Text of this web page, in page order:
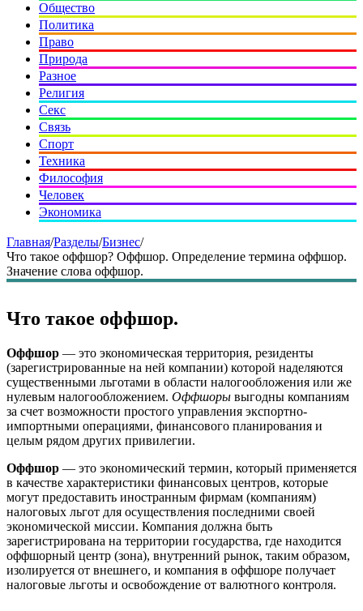
Общество
Политика
Право
Природа
Разное
Религия
Секс
Связь
Спорт
Техника
Философия
Человек
Экономика
Главная/Разделы/Бизнес/
Что такое оффшор? Оффшор. Определение термина оффшор.
Значение слова оффшор.
Что такое оффшор.
Оффшор — это экономическая территория, резиденты
(зарегистрированные на ней компании) которой наделяются
существенными льготами в области налогообложения или же
нулевым налогообложением. Оффшоры выгодны компаниям
за счет возможности простого управления экспортно-
импортными операциями, финансового планирования и
целым рядом других привилегии.
Оффшор — это экономический термин, который применяется
в качестве характеристики финансовых центров, которые
могут предоставить иностранным фирмам (компаниям)
налоговых льгот для осуществления последними своей
экономической миссии. Компания должна быть
зарегистрирована на территории государства, где находится
оффшорный центр (зона), внутренний рынок, таким образом,
изолируется от внешнего, и компания в оффшоре получает
налоговые льготы и освобождение от валютного контроля.